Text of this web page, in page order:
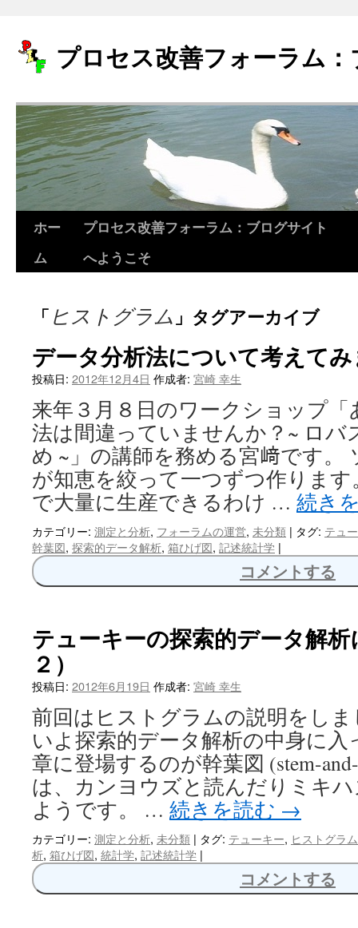
プロセス改善フォーラム
へ
ス
キ
ッ
プ
ホー
ム
プロセス改善フォーラム：ブログサイト
へようこそ
「ヒストグラム 」タグアーカイブ
データ分析法について考えて
投稿日: 2012年12月4日 作成者: 宮崎 幸生
来年３月８日のワークショップ
法は間違っていませんか？~ ロバ
め ~」の講師を務める宮﨑です。
が知恵を絞って一つずつ作りま
で大量に生産できるわけ … 続き
カテゴリー: 測定と分析, フォーラムの運営, 未分類 | タグ: テュ
幹葉図, 探索的データ解析, 箱ひげ図, 記述統計学 |
コメントする
テューキーの探索的データ解
２）
投稿日: 2012年6月19日 作成者: 宮崎 幸生
前回はヒストグラムの説明をし
いよ探索的データ解析の中身に
章に登場するのが幹葉図 (stem-
は、カンヨウズと読んだりミキ
ようです。 … 続きを読む →
カテゴリー: 測定と分析, 未分類 | タグ: テューキー, ヒストグラム
析, 箱ひげ図, 統計学, 記述統計学 |
コメントする